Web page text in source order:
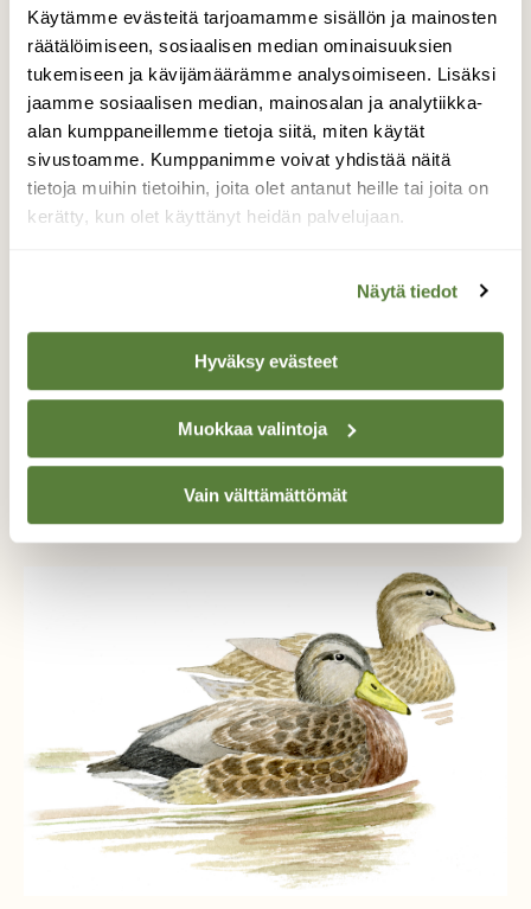
Käytämme evästeitä tarjoamamme sisällön ja mainosten
räätälöimiseen, sosiaalisen median ominaisuuksien
tukemiseen ja kävijämäärämme analysoimiseen. Lisäksi
jaamme sosiaalisen median, mainosalan ja analytiikka-
alan kumppaneillemme tietoja siitä, miten käytät
sivustoamme. Kumppanimme voivat yhdistää näitä
tietoja muihin tietoihin, joita olet antanut heille tai joita on
kerätty, kun olet käyttänyt heidän palvelujaan.
Näytä tiedot
Hyväksy evästeet
Muokkaa valintoja
Vain välttämättömät
LINNUT
Pyllyt pystyssä: Tunnista puolisukeltajasorsat!